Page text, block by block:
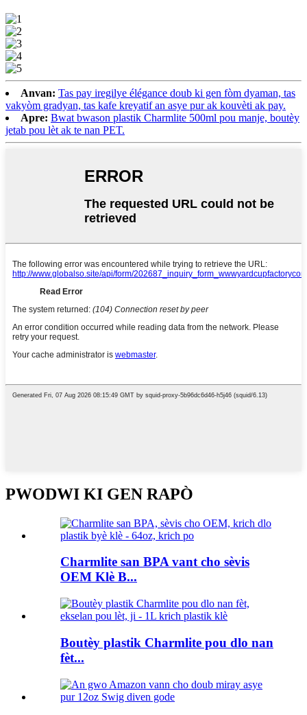
Anvan: Tas pay iregilye élégance doub ki gen fòm dyaman, tas
vakyòm gradyan, tas kafe kreyatif an asye pur ak kouvèti ak pay.
Apre: Bwat bwason plastik Charmlite 500ml pou manje, boutèy
jetab pou lèt ak te nan PET.
PWODWI KI GEN RAPÒ
Charmlite san BPA vant cho sèvis
OEM Klè B...
Boutèy plastik Charmlite pou dlo nan
fèt...